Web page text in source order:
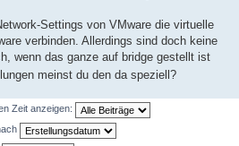
Settings von VMware die virtuelle
verbinden. Allerdings sind doch keine
wenn das ganze auf bridge gestellt ist
meinst du den da speziell?
Zeit anzeigen: